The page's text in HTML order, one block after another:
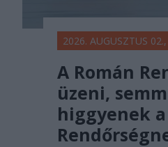
2026. AUGUSZTUS
A Román
üzeni,
higgyenek